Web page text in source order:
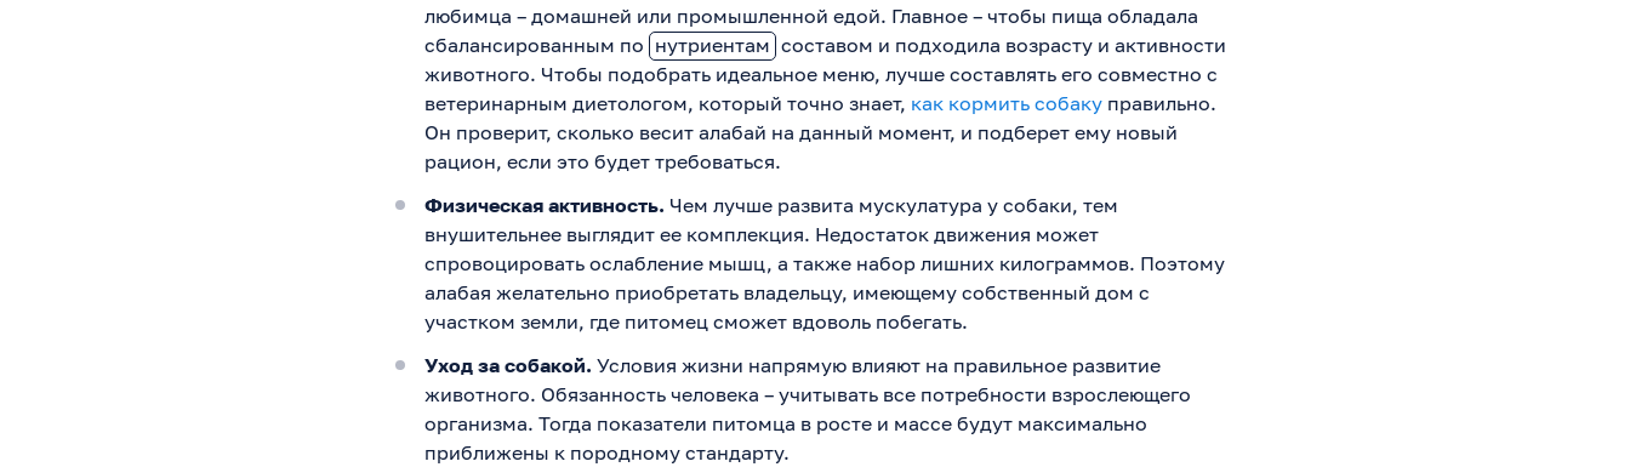
любимца – домашней или промышленной едой. Главное – чтобы пища обладала
сбалансированным по нутриентам составом и подходила возрасту и активности
животного. Чтобы подобрать идеальное меню, лучше составлять его совместно с
ветеринарным диетологом, который точно знает, как кормить собаку правильно.
Он проверит, сколько весит алабай на данный момент, и подберет ему новый
рацион, если это будет требоваться.
Физическая активность. Чем лучше развита мускулатура у собаки, тем
внушительнее выглядит ее комплекция. Недостаток движения может
спровоцировать ослабление мышц, а также набор лишних килограммов. Поэтому
алабая желательно приобретать владельцу, имеющему собственный дом с
участком земли, где питомец сможет вдоволь побегать.
Уход за собакой. Условия жизни напрямую влияют на правильное развитие
животного. Обязанность человека – учитывать все потребности взрослеющего
организма. Тогда показатели питомца в росте и массе будут максимально
приближены к породному стандарту.